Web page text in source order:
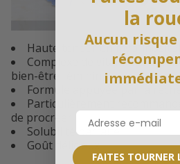
Haute teneur en myo-inositol
Complexe de vitamines et
bien-être féminin
Formule appuyée par la
Particulièrement
de procréer
Solubilité parfaite
Goût délicieux
la
Aucun
FAITES TOURNER